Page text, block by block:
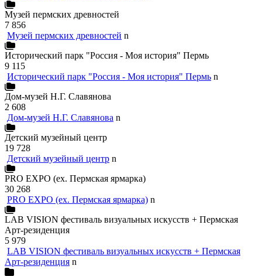
Музей пермских древностей
7 856
Музей пермских древностей n
Исторический парк "Россия - Моя история" Пермь
9 115
Исторический парк "Россия - Моя история" Пермь n
Дом-музей Н.Г. Славянова
2 608
Дом-музей Н.Г. Славянова n
Детский музейный центр
19 728
Детский музейный центр n
PRO EXPO (ex. Пермская ярмарка)
30 268
PRO EXPO (ex. Пермская ярмарка) n
LAB VISION фестиваль визуальных искусств + Пермская
Арт-резиденция
5 979
LAB VISION фестиваль визуальных искусств + Пермская
Арт-резиденция n